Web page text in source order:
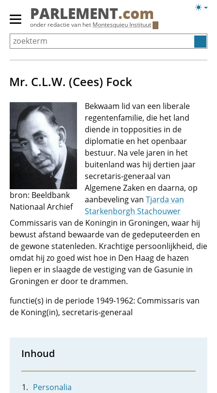
Overslaan
Primair
menu
tonen/verbergen
PARLEMENT.com
onder redactie van het Montesquieu Instituut
Mr. C.L.W. (Cees) Fock
bron: Beeldbank
Nationaal Archief
Bekwaam lid van een liberale
regentenfamilie, die het land
diende in topposities in de
diplomatie en het openbaar
bestuur. Na vele jaren in het
buitenland was hij dertien jaar
secretaris-generaal van
Algemene Zaken en daarna, op
aanbeveling van Tjarda van
Starkenborgh Stachouwer
Commissaris van de Koningin in Groningen, waar hij
bewust afstand bewaarde van de gedeputeerden en
de gewone statenleden. Krachtige persoonlijkheid, die
omdat hij zo goed wist hoe in Den Haag de hazen
liepen er in slaagde de vestiging van de Gasunie in
Groningen er door te drammen.
functie(s) in de periode 1949-1962: Commissaris van
de Koning(in), secretaris-generaal
Inhoud
Personalia